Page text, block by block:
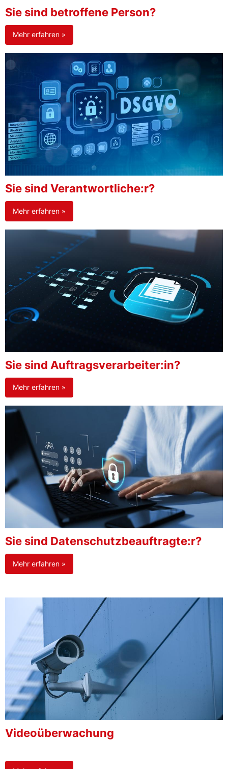
Sie sind betroffene Person?
Mehr erfahren »
Sie sind Verantwortliche:r?
Mehr erfahren »
Sie sind Auftragsverarbeiter:in?
Mehr erfahren »
Sie sind Datenschutzbeauftragte:r?
Mehr erfahren »
Videoüberwachung